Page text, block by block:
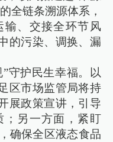
全链条溯源体系，
输、交接全环节风
的污染、调换、漏
守护民生幸福。以
区市场监管局将持
展政策宣讲，引导
；另一方面，紧盯
确保全区液态食品